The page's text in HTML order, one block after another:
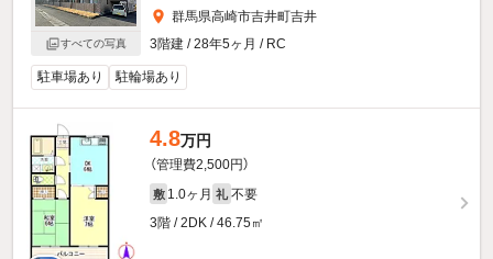
すべての写真
群馬県高崎市吉井町吉井
3階建 / 28年5ヶ月 / RC
駐車場あり 駐輪場あり
4.8万円
（管理費2,500円）
敷 1.0ヶ月 礼 不要
3階 / 2DK / 46.75㎡